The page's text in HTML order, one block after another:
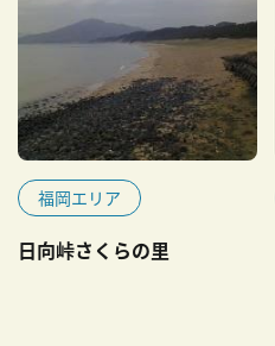
福岡エリア
日向峠さくらの里